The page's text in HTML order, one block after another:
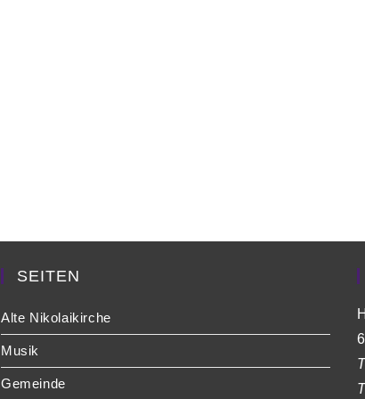
SEITEN
Alte Nikolaikirche
Musik
Gemeinde